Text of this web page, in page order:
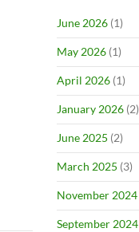
June 2026 (1)
May 2026 (1)
April 2026 (1)
January 2026 (2)
June 2025 (2)
March 2025 (3)
November 2024
September 2024